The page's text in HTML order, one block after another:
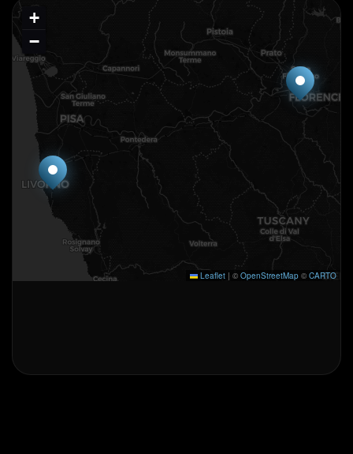
+
−
Leaflet | © OpenStreetMap © CARTO